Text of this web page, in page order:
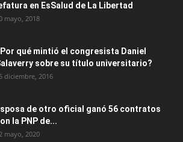
en EsSalud de La Libertad
mayo, 2018
qué mintió el congresista Daniel
sobre su título universitario?
diciembre, 2016
de otro oficial ganó 56 contratos
la PNP de...
mayo, 2020